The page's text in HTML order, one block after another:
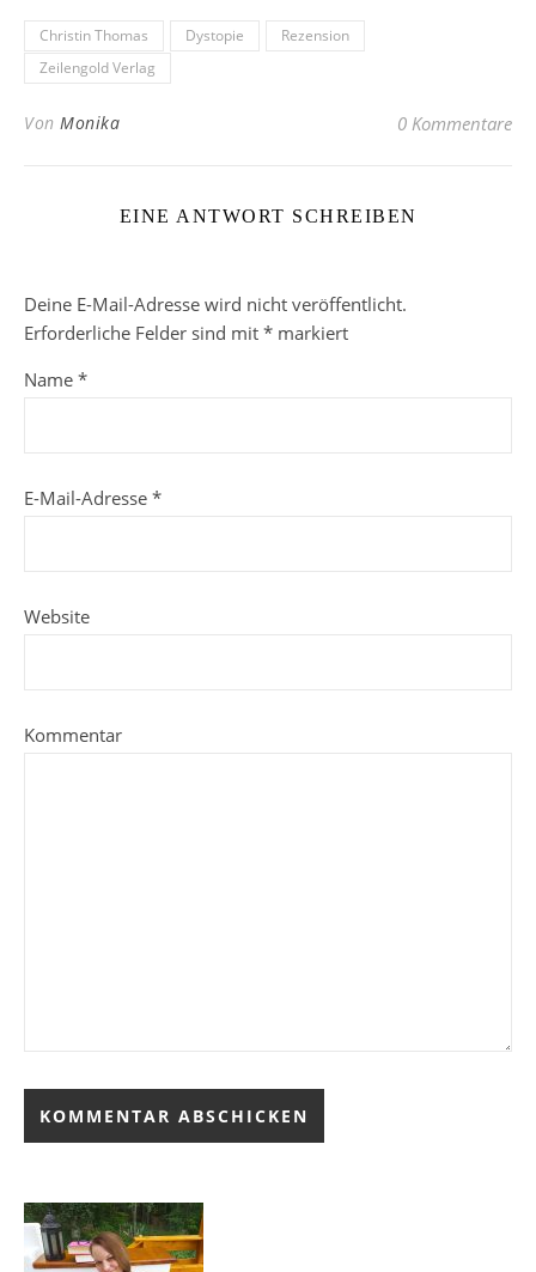
Christin Thomas Dystopie
Rezension
Zeilengold Verlag
Von Monika 0 Kommentare
EINE ANTWORT SCHREIBEN
Deine E-Mail-Adresse wird nicht veröffentlicht.
Erforderliche Felder sind mit * markiert
Name *
E-Mail-Adresse *
Website
Kommentar